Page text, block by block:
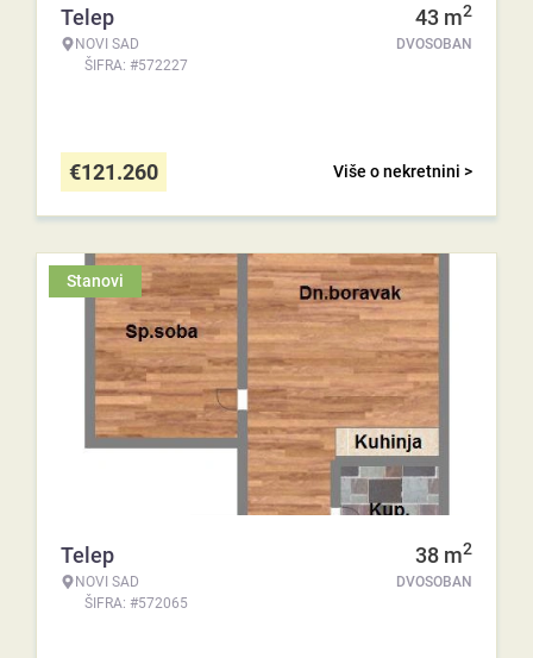
Telep
NOVI SAD
ŠIFRA: #572227
43 m2
DVOSOBAN
Više o nekretnini >
€121.260
Stanovi
Telep
NOVI SAD
ŠIFRA: #572065
38 m2
DVOSOBAN